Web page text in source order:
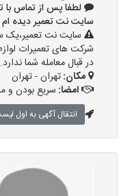
لطفا پس از تماس با
سایت نت تعمیر دیده ام و کد
سایت نت تعمیر،یک
شرکت های تعمیرات
در قبال معامله شما ندارد.
مکان:تهران - تهران
امضا: سریع بودن و
انتقال آگهی به اول